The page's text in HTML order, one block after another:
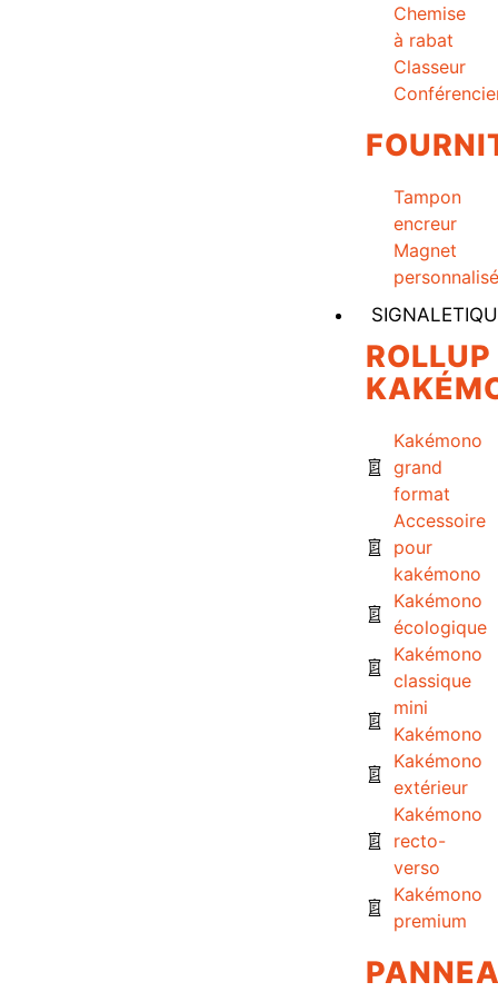
Chemise
à rabat
Classeur
Tampon
encreur
Magnet
personnalisé
ROLLUP
Kakémono
grand
format
Accessoire
pour
kakémono
Kakémono
écologique
Kakémono
classique
mini
Kakémono
Kakémono
extérieur
Kakémono
recto-
verso
Kakémono
premium